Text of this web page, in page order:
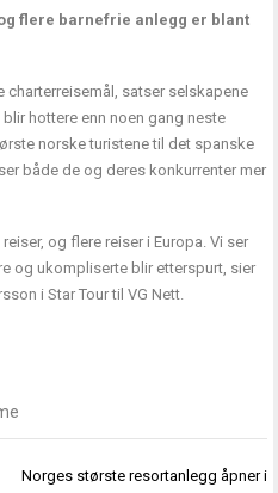
flere barnefrie anlegg er blant
charterreisemål, satser selskapene
hottere enn noen gang neste
norske turistene til det spanske
både de og deres konkurrenter mer
og flere reiser i Europa. Vi ser
og ukompliserte blir etterspurt, sier
i Star Tour til VG Nett.
Norges største resortanlegg åpner i